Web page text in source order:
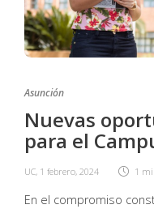
Asunción
Nuevas
para el
UC, 1 febrero, 2024 1
En el compromiso